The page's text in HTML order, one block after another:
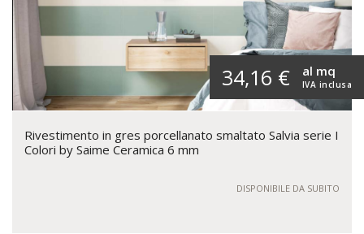
34,16 € IVA inclusa
al mq
Rivestimento in gres porcellanato smaltato Salvia serie I
Colori by Saime Ceramica 6 mm
DISPONIBILE DA SUBITO